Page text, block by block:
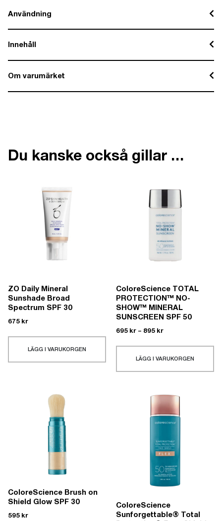
Användning
Innehåll
Om varumärket
Du kanske också gillar …
ZO Daily Mineral
Sunshade Broad
Spectrum SPF 30
675 kr
LÄGG I VARUKORGEN
ColoreScience TOTAL
PROTECTION™ NO-
SHOW™ MINERAL
SUNSCREEN SPF 50
695 kr – 895 kr
LÄGG I VARUKORGEN
ColoreScience Brush on
Shield Glow SPF 30
595 kr
ColoreScience
Sunforgettable® Total